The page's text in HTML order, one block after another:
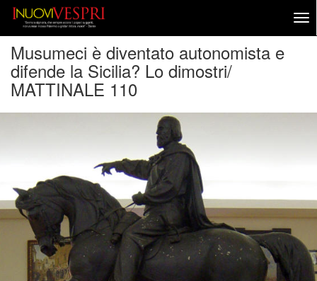
Musumeci è diventato autonomista e
difende la Sicilia? Lo dimostri/
MATTINALE 110